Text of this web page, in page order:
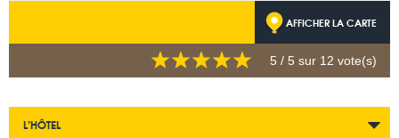
AFFICHER LA CARTE
5 / 5 sur 12 vote(s)
L’HÔTEL